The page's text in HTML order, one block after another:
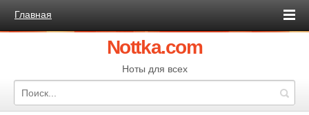
Главная
Nottka.com
Ноты для всех